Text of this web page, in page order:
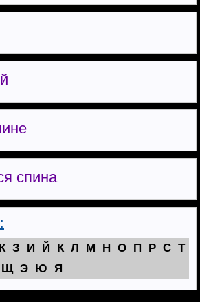
спина
З И Й К Л М Н О П Р С Т
Щ Э Ю Я